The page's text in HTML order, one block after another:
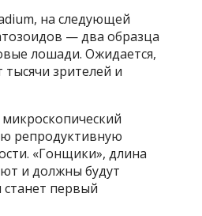
на следующей
— два образца
лошади. Ожидается,
зрителей и
репродуктивную
«Гонщики», длина
и должны будут
первый